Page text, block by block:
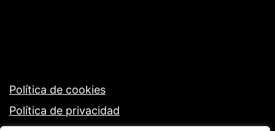
Política de cookies
Política de privacidad